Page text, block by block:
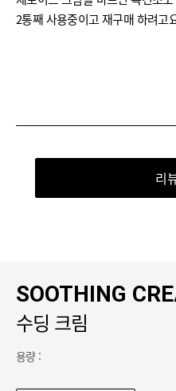
2통째 사용중이고 재구매 하려고
리
SOOTHING
수딩 크림
용량 :